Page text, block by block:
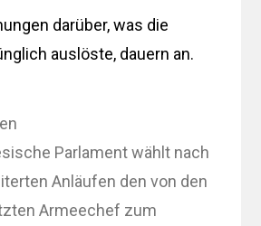
darüber, was die
auslöste, dauern an.
Parlament wählt nach
Anläufen den von den
Armeechef zum